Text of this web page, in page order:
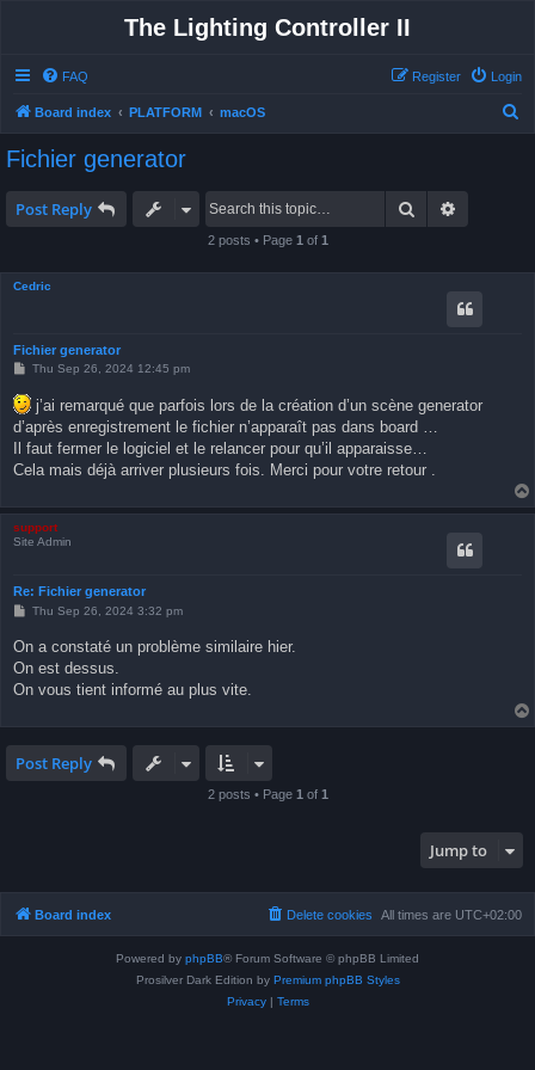
The Lighting Controller II
FAQ Login
Register
Board index PLATFORM macOS
Fichier generator
Post Reply Search
2 posts • Page 1 of 1
Cedric
Fichier generator
P
s
t
Thu Sep 26, 2024 12:45 pm
j’ai remarqué que parfois lors de la création d’un scène generator
d’après enregistrement le fichier n’apparaît pas dans board …
Il faut fermer le logiciel et le relancer pour qu’il apparaisse…
Cela mais déjà arriver plusieurs fois. Merci pour votre retour .
support
Site Admin
Re: Fichier generator
P
t
Thu Sep 26, 2024 3:32 pm
On a constaté un problème similaire hier.
On est dessus.
On vous tient informé au plus vite.
Post Reply
2 posts • Page 1 of 1
Jump to
Board index All times are UTC+02:00
Delete cookies
Powered by phpBB® Forum Software © phpBB Limited
Prosilver Dark Edition by Premium phpBB Styles
Privacy| Terms